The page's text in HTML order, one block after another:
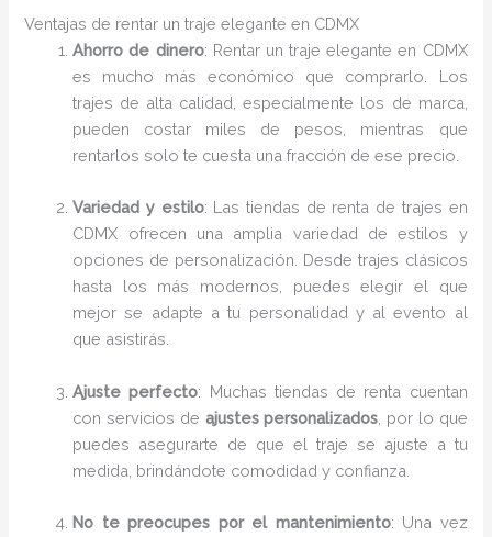
Ventajas de rentar un traje elegante en CDMX
Ahorro de dinero: Rentar un traje elegante en CDMX
es mucho más económico que comprarlo. Los
trajes de alta calidad, especialmente los de marca,
pueden costar miles de pesos, mientras que
rentarlos solo te cuesta una fracción de ese precio.
Variedad y estilo: Las tiendas de renta de trajes en
CDMX ofrecen una amplia variedad de estilos y
opciones de personalización. Desde trajes clásicos
hasta los más modernos, puedes elegir el que
mejor se adapte a tu personalidad y al evento al
que asistirás.
Ajuste perfecto: Muchas tiendas de renta cuentan
con servicios de ajustes personalizados , por lo que
puedes asegurarte de que el traje se ajuste a tu
medida, brindándote comodidad y confianza.
No te preocupes por el mantenimiento: Una vez